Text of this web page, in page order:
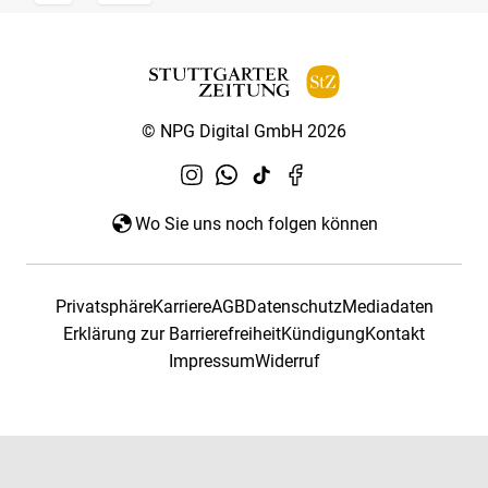
© NPG Digital GmbH 2026
Wo Sie uns noch folgen können
PrivatsphäreKarriereAGBDatenschutzMediadaten
Erklärung zur BarrierefreiheitKündigungKontakt
ImpressumWiderruf